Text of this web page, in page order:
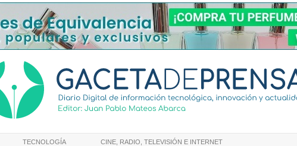
TECNOLOGÍA CINE, RADIO, TELEVISIÓN E INTERNET